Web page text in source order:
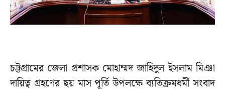
চট্টগ্রামের জেলা প্রশাসক মোহাম্মদ জাহিদুল ইসলাম মিঞা
দায়িত্ব গ্রহণের ছয় মাস পূর্তি উপলক্ষে ব্যতিক্রমধর্মী সংবাদ